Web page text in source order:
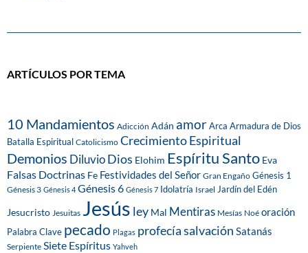
ARTÍCULOS POR TEMA
10 Mandamientos Adicción Adán amorArca Armadura de Dios
Batalla Espiritual Catolicismo Crecimiento Espiritual
Demonios DiluvioDios Elohim Espíritu Santo Eva
Falsas Doctrinas Fe Festividades del Señor Gran Engaño Génesis 1
Génesis 3 Génesis 4 Génesis 6 Génesis 7 Idolatría Israel Jardín del Edén
Jesucristo Jesuitas Jesús ley Mal Mentiras Mesías Noé oración
Palabra Clave pecado Plagas profecíasalvación Satanás
Serpiente Siete Espíritus Yahveh